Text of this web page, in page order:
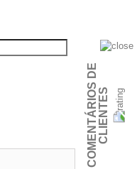
C
O
M
E
N
T
Á
R
I
O
S
D
E
C
L
I
E
N
T
ES